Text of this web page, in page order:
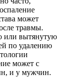
может
травмы.
или вытянутую
по удалению
может с
и у мужчин.